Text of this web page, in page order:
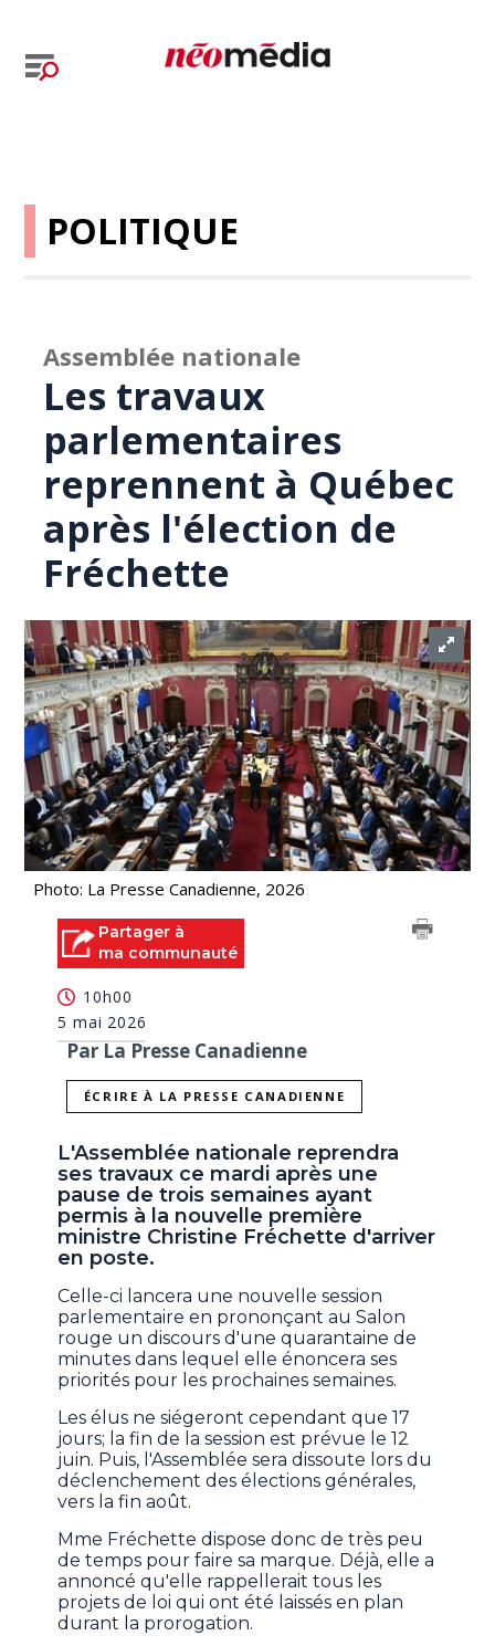
POLITIQUE
Assemblée nationale
Les travaux
parlementaires
reprennent à Québec
après l'élection de
Fréchette
Photo: La Presse Canadienne, 2026
Partager à
ma communauté
10h00
5 mai 2026
Par La Presse Canadienne
ÉCRIRE À LA PRESSE CANADIENNE
L'Assemblée nationale reprendra
ses travaux ce mardi après une
pause de trois semaines ayant
permis à la nouvelle première
ministre Christine Fréchette d'arriver
en poste.
Celle-ci lancera une nouvelle session
parlementaire en prononçant au Salon
rouge un discours d'une quarantaine de
minutes dans lequel elle énoncera ses
priorités pour les prochaines semaines.
Les élus ne siégeront cependant que 17
jours; la fin de la session est prévue le 12
juin. Puis, l'Assemblée sera dissoute lors du
déclenchement des élections générales,
vers la fin août.
Mme Fréchette dispose donc de très peu
de temps pour faire sa marque. Déjà, elle a
annoncé qu'elle rappellerait tous les
projets de loi qui ont été laissés en plan
durant la prorogation.